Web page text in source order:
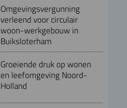
Omgevingsvergunning
verleend voor circulair
woon-werkgebouw in
Buiksloterham
Groeiende druk op wonen
en leefomgeving Noord-
Holland